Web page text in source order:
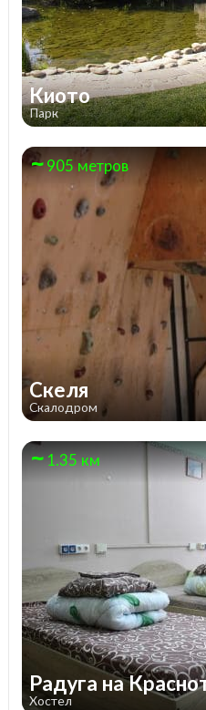
Киото
Парк
905 метров
Скеля
Скалодром
1.35 км
Радуга на
Хостел